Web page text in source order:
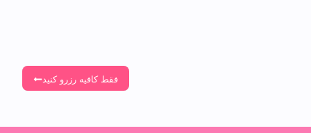
فقط کافیه رزرو کنید